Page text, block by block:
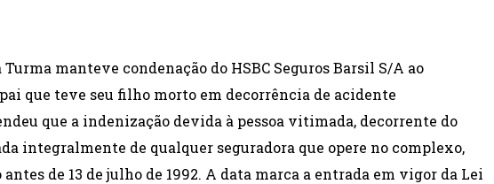
Turma manteve condenação do HSBC Seguros Barsil S/A ao
que teve seu filho morto em decorrência de acidente
que a indenização devida à pessoa vitimada, decorrente do
integralmente de qualquer seguradora que opere no complexo,
de 13 de julho de 1992. A data marca a entrada em vigor da Lei